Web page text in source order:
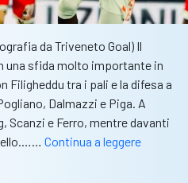
da Triveneto Goal) Il
una sfida molto importante in
Filigheddu tra i pali e la difesa a
Dalmazzi e Piga. A
Scanzi e Ferro, mentre davanti
Continua a leggere